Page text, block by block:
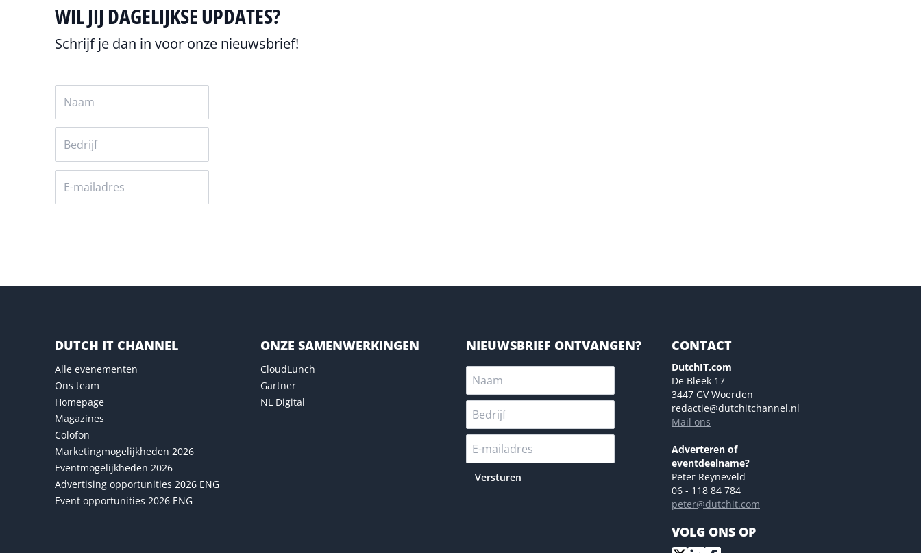
WIL JIJ DAGELIJKSE UPDATES?
Schrijf je dan in voor onze nieuwsbrief!
DUTCH IT CHANNEL
Alle evenementen
Ons team
Homepage
Magazines
Colofon
Marketingmogelijkheden 2026
Eventmogelijkheden 2026
Advertising opportunities 2026 ENG
Event opportunities 2026 ENG
ONZE SAMENWERKINGEN
CloudLunch
Gartner
NL Digital
NIEUWSBRIEF ONTVANGEN?
Versturen
CONTACT
DutchIT.com
De Bleek 17
3447 GV Woerden
redactie@dutchitchannel.nl
Mail ons
Adverteren of
eventdeelname?
Peter Reyneveld
06 - 118 84 784
peter@dutchit.com
VOLG ONS OP